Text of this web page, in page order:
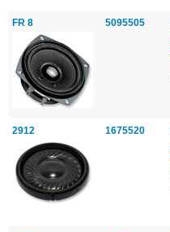
FR 8 5095505
2912 1675520